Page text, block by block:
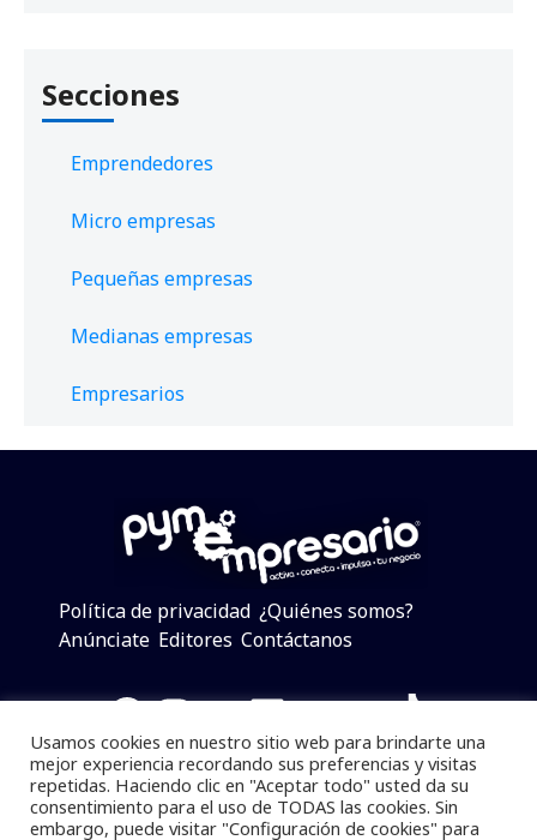
Secciones
Emprendedores
Micro empresas
Pequeñas empresas
Medianas empresas
Empresarios
Política de privacidad ¿Quiénes somos?
Anúnciate Editores Contáctanos
Facebook
Instagram
Twitter
LinkedIn
Telegram
YouTube
TikTok
Pymempresario © 2025 Todos los derechos reservados.
Usamos cookies en nuestro sitio web para brindarte una
mejor experiencia recordando sus preferencias y visitas
repetidas. Haciendo clic en "Aceptar todo" usted da su
consentimiento para el uso de TODAS las cookies. Sin
embargo, puede visitar "Configuración de cookies" para